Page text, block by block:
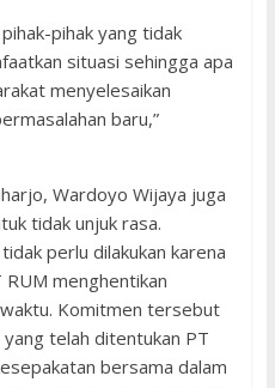
pihak yang tidak
situasi sehingga apa
menyelesaikan
baru,”
Wardoyo Wijaya juga
tidak unjuk rasa.
perlu dilakukan karena
menghentikan
Komitmen tersebut
telah ditentukan PT
bersama dalam